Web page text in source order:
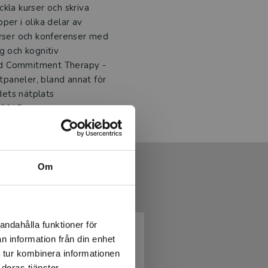
Om
funktioner för
information från din enhet
kombinera informationen
kurser och skriva
i olika delar av
och konferenser med
och kognitiv
Commitment Therapy -
bland annat för
nätplats